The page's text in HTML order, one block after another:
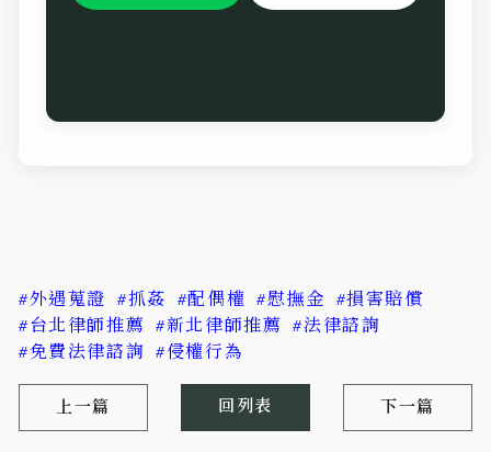
#外遇蒐證 #抓姦 #配偶權 #慰撫金 #損害賠償
#台北律師推薦 #新北律師推薦 #法律諮詢
#免費法律諮詢 #侵權行為
上一篇 回列表 下一篇